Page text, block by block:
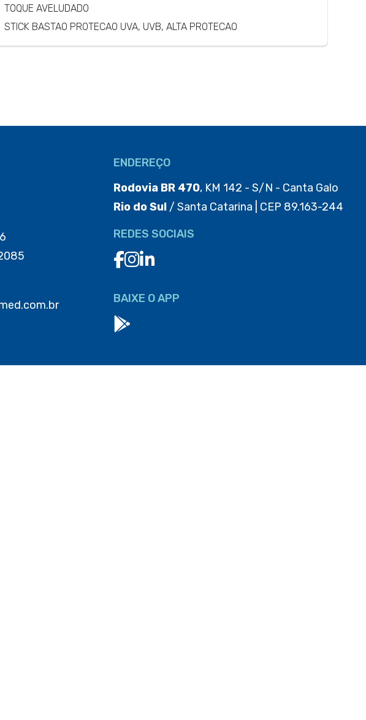
TOQUE AVELUDADO
STICK BASTAO PROTECAO UVA, UVB, ALTA PROTECAO
ENDEREÇO
Rodovia BR 470, KM 142 - S/N - Canta Galo
Rio do Sul/ Santa Catarina | CEP 89.163-244
REDES SOCIAIS
BAIXE O APP